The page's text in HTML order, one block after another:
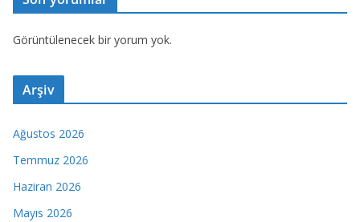
Görüntülenecek bir yorum yok.
Arşiv
Ağustos 2026
Temmuz 2026
Haziran 2026
Mayıs 2026